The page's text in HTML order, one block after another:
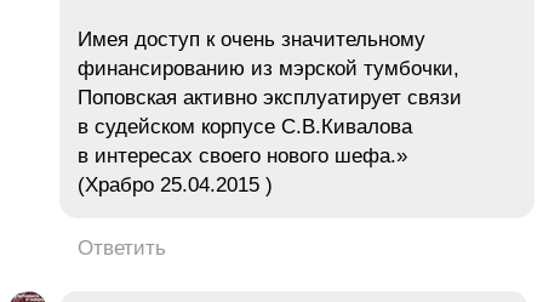
Имея доступ к очень значительному
финансированию из мэрской тумбочки,
Поповская активно эксплуатирует связи
в судейском корпусе С.В.Кивалова
в интересах своего нового шефа.»
(Храбро 25.04.2015 )
Ответить